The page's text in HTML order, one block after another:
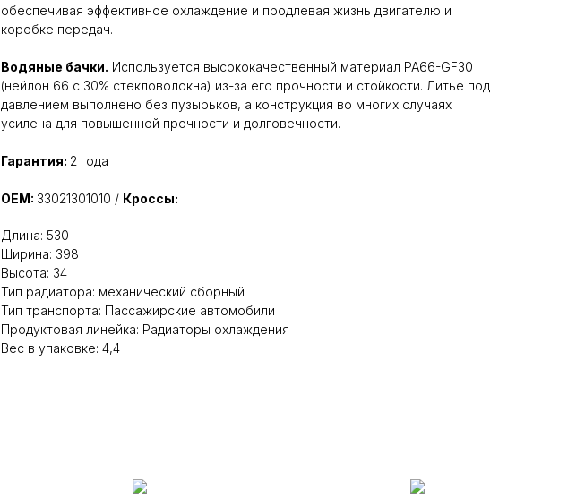
обеспечивая эффективное охлаждение и продлевая жизнь двигателю и
коробке передач.
Водяные бачки. Используется высококачественный материал PA66-GF30
(нейлон 66 с 30% стекловолокна) из-за его прочности и стойкости. Литье под
давлением выполнено без пузырьков, а конструкция во многих случаях
усилена для повышенной прочности и долговечности.
Гарантия: 2 года
OEM: 33021301010 / Кроссы:
Длина: 530
Ширина: 398
Высота: 34
Тип радиатора: механический сборный
Тип транспорта: Пассажирские автомобили
Продуктовая линейка: Радиаторы охлаждения
Вес в упаковке: 4,4